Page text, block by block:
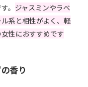
。 ジャスミンやラベ
系と相性がよく、軽
性におすすめです
香り